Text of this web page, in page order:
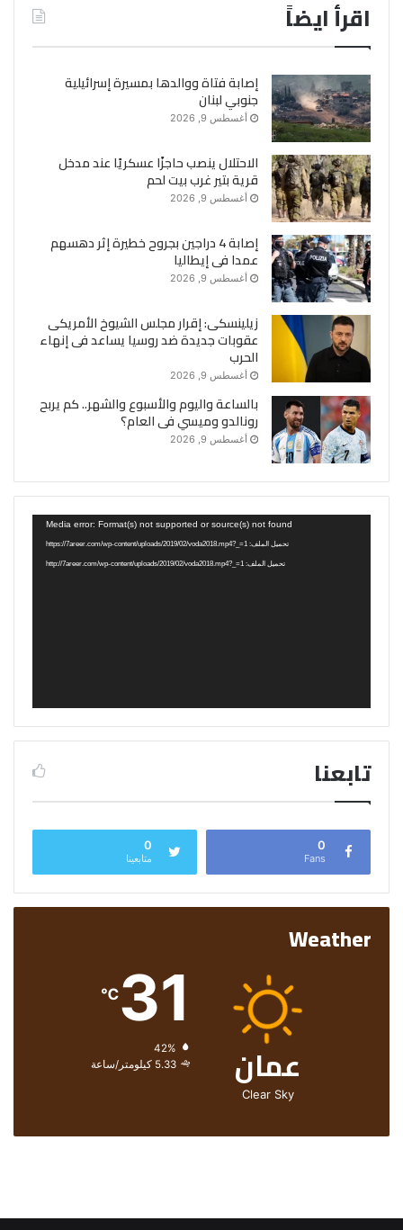
اقرأ ايضاً
إصابة فتاة ووالدها بمسيرة إسرائيلية
جنوبي لبنان
أغسطس 9, 2026
الاحتلال ينصب حاجزًا عسكريًا عند مدخل
قرية بتير غرب بيت لحم
أغسطس 9, 2026
إصابة 4 دراجين بجروح خطيرة إثر دهسهم
عمدا فى إيطاليا
أغسطس 9, 2026
زيلينسكى: إقرار مجلس الشيوخ الأمريكى
عقوبات جديدة ضد روسيا يساعد فى إنهاء
الحرب
أغسطس 9, 2026
بالساعة واليوم والأسبوع والشهر.. كم يربح
رونالدو وميسي فى العام؟
أغسطس 9, 2026
Media error: Format(s) not supported or source(s) not found
تحميل الملف: https://7areer.com/wp-content/uploads/2019/02/voda2018.mp4?_=1
تحميل الملف: http://7areer.com/wp-content/uploads/2019/02/voda2018.mp4?_=1
تابعنا
0
Fans
0
متابعينا
Weather
عمان
Clear Sky
31
℃
الرطوبة:
الرياح:5.33 كيلومتر/ساعة